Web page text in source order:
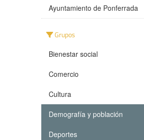
Ayuntamiento de Ponferrada
Grupos
Bienestar social
Comercio
Cultura
Demografía y población
Deportes